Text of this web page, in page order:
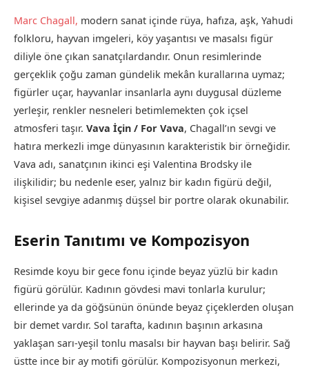
Marc Chagall, modern sanat içinde rüya, hafıza, aşk, Yahudi
folkloru, hayvan imgeleri, köy yaşantısı ve masalsı figür
diliyle öne çıkan sanatçılardandır. Onun resimlerinde
gerçeklik çoğu zaman gündelik mekân kurallarına uymaz;
figürler uçar, hayvanlar insanlarla aynı duygusal düzleme
yerleşir, renkler nesneleri betimlemekten çok içsel
atmosferi taşır. Vava İçin / For Vava, Chagall’ın sevgi ve
hatıra merkezli imge dünyasının karakteristik bir örneğidir.
Vava adı, sanatçının ikinci eşi Valentina Brodsky ile
ilişkilidir; bu nedenle eser, yalnız bir kadın figürü değil,
kişisel sevgiye adanmış düşsel bir portre olarak okunabilir.
Eserin Tanıtımı ve Kompozisyon
Resimde koyu bir gece fonu içinde beyaz yüzlü bir kadın
figürü görülür. Kadının gövdesi mavi tonlarla kurulur;
ellerinde ya da göğsünün önünde beyaz çiçeklerden oluşan
bir demet vardır. Sol tarafta, kadının başının arkasına
yaklaşan sarı-yeşil tonlu masalsı bir hayvan başı belirir. Sağ
üstte ince bir ay motifi görülür. Kompozisyonun merkezi,